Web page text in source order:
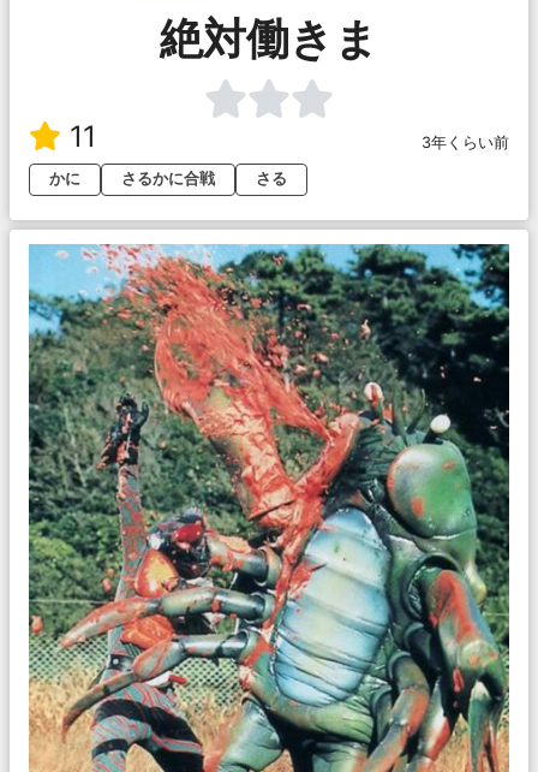
絶対働きま
11
3年くらい前
かに
さるかに合戦 さる